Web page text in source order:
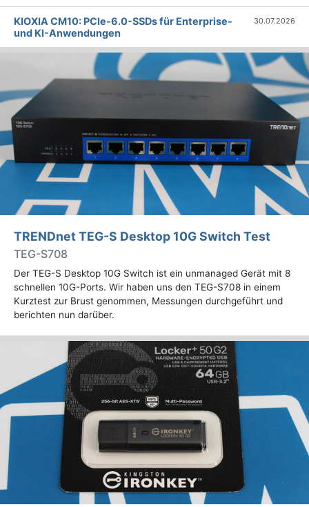
KIOXIA CM10: PCIe-6.0-SSDs für Enterprise-
und KI-Anwendungen
30.07.2026
TRENDnet TEG-S Desktop 10G Switch Test
TEG-S708
Der TEG-S Desktop 10G Switch ist ein unmanaged Gerät mit 8
schnellen 10G-Ports. Wir haben uns den TEG-S708 in einem
Kurztest zur Brust genommen, Messungen durchgeführt und
berichten nun darüber.